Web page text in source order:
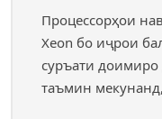
Процессорҳои
Xeon бо иҷрои
суръати доимиро
таъмин